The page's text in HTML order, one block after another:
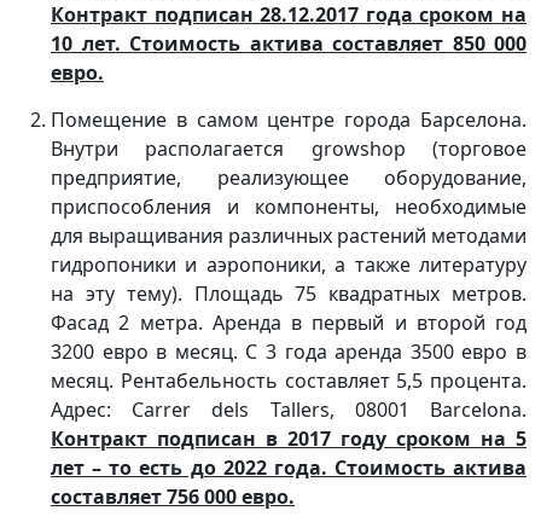
Контракт подписан 28.12.2017 года сроком на
10 лет. Стоимость актива составляет 850 000
евро.
Помещение в самом центре города Барселона.
Внутри располагается growshop (торговое
предприятие, реализующее оборудование,
приспособления и компоненты, необходимые
для выращивания различных растений методами
гидропоники и аэропоники, а также литературу
на эту тему). Площадь 75 квадратных метров.
Фасад 2 метра. Аренда в первый и второй год
3200 евро в месяц. С 3 года аренда 3500 евро в
месяц. Рентабельность составляет 5,5 процента.
Адрес: Carrer dels Tallers, 08001 Barcelona.
Контракт подписан в 2017 году сроком на 5
лет – то есть до 2022 года. Стоимость актива
составляет 756 000 евро.